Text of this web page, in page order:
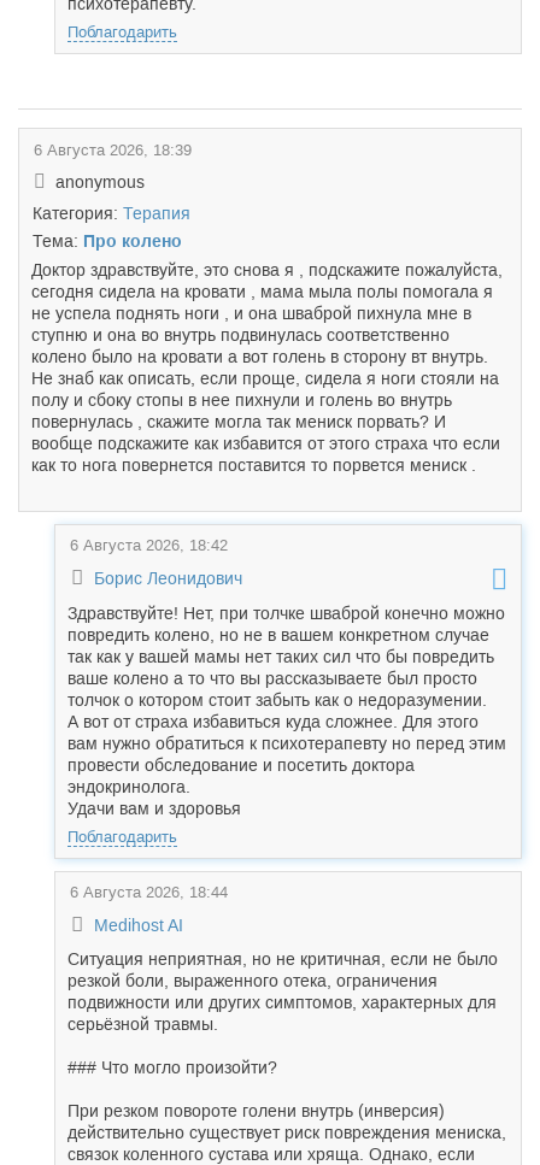
Поблагодарить
6 Августа 2026, 18:39
anonymous
Категория: Терапия
Тема: Про колено
Доктор здравствуйте, это снова я , подскажите пожалуйста,
сегодня сидела на кровати , мама мыла полы помогала я
не успела поднять ноги , и она шваброй пихнула мне в
ступню и она во внутрь подвинулась соответственно
колено было на кровати а вот голень в сторону вт внутрь.
Не знаб как описать, если проще, сидела я ноги стояли на
полу и сбоку стопы в нее пихнули и голень во внутрь
повернулась , скажите могла так мениск порвать? И
вообще подскажите как избавится от этого страха что если
как то нога повернется поставится то порвется мениск .
6 Августа 2026, 18:42
Борис Леонидович
Здравствуйте! Нет, при толчке шваброй конечно можно
повредить колено, но не в вашем конкретном случае
так как у вашей мамы нет таких сил что бы повредить
ваше колено а то что вы рассказываете был просто
толчок о котором стоит забыть как о недоразумении.
А вот от страха избавиться куда сложнее. Для этого
вам нужно обратиться к психотерапевту но перед этим
провести обследование и посетить доктора
эндокринолога.
Удачи вам и здоровья
Поблагодарить
6 Августа 2026, 18:44
Medihost AI
Ситуация неприятная, но не критичная, если не было
резкой боли, выраженного отека, ограничения
подвижности или других симптомов, характерных для
серьёзной травмы.
### Что могло произойти?
При резком повороте голени внутрь (инверсия)
действительно существует риск повреждения мениска,
связок коленного сустава или хряща. Однако, если